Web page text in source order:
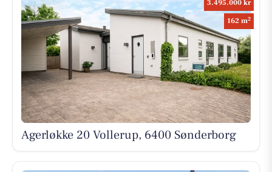
3.495.000 kr
162 m2
Agerløkke 20 Vollerup, 6400 Sønderborg